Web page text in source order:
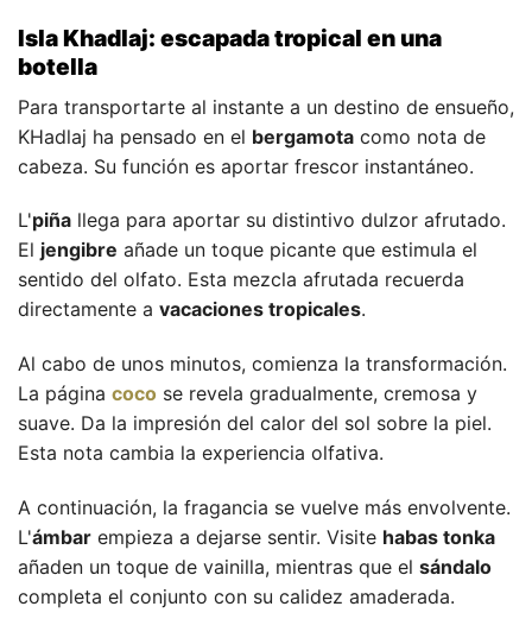
Isla Khadlaj: escapada tropical en una
botella
Para transportarte al instante a un destino de ensueño,
KHadlaj ha pensado en el bergamota como nota de
cabeza. Su función es aportar frescor instantáneo.
L'piña llega para aportar su distintivo dulzor afrutado.
El jengibre añade un toque picante que estimula el
sentido del olfato. Esta mezcla afrutada recuerda
directamente a vacaciones tropicales.
Al cabo de unos minutos, comienza la transformación.
La página coco se revela gradualmente, cremosa y
suave. Da la impresión del calor del sol sobre la piel.
Esta nota cambia la experiencia olfativa.
A continuación, la fragancia se vuelve más envolvente.
L'ámbar empieza a dejarse sentir. Visite habas tonka
añaden un toque de vainilla, mientras que el sándalo
completa el conjunto con su calidez amaderada.